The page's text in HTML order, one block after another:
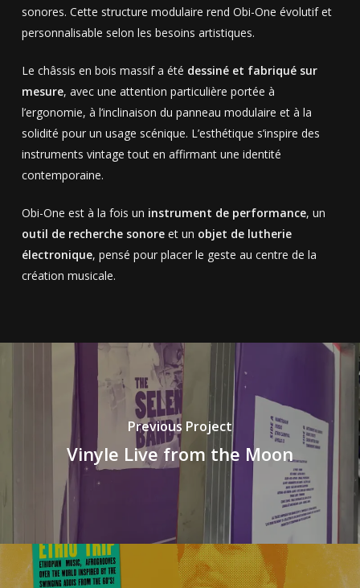
sonores. Cette structure modulaire rend Obi-One évolutif et
personnalisable selon les besoins artistiques.
Le châssis en bois massif a été dessiné et fabriqué sur
mesure, avec une attention particulière portée à
l’ergonomie, à l’inclinaison du panneau modulaire et à la
solidité pour un usage scénique. L’esthétique s’inspire des
instruments vintage tout en affirmant une identité
contemporaine.
Obi-One est à la fois un instrument de performance, un
outil de recherche sonoreet un objet de lutherie
électronique, pensé pour placer le geste au centre de la
création musicale.
Previous Project
Vinyle Live from the Moon